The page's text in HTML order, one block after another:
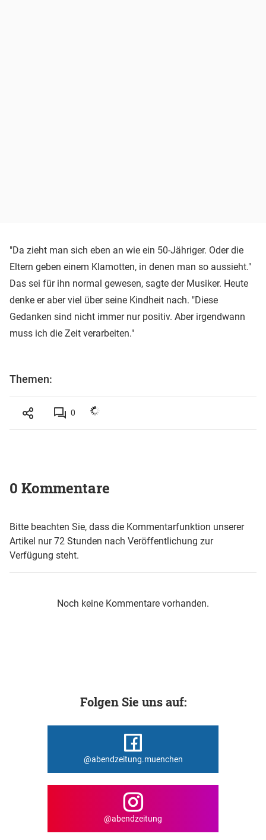
"Da zieht man sich eben an wie ein 50-Jähriger. Oder die
Eltern geben einem Klamotten, in denen man so aussieht."
Das sei für ihn normal gewesen, sagte der Musiker. Heute
denke er aber viel über seine Kindheit nach. "Diese
Gedanken sind nicht immer nur positiv. Aber irgendwann
muss ich die Zeit verarbeiten."
Themen:
0
0 Kommentare
Bitte beachten Sie, dass die Kommentarfunktion unserer
Artikel nur 72 Stunden nach Veröffentlichung zur
Verfügung steht.
Noch keine Kommentare vorhanden.
Folgen Sie uns auf:
@abendzeitung.muenchen
@abendzeitung